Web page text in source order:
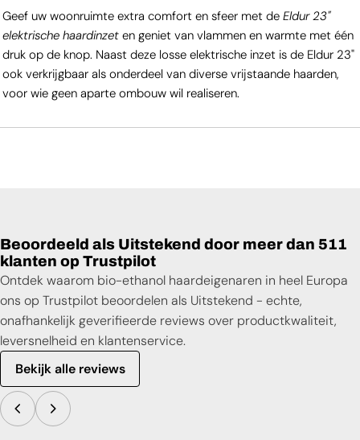
Geef uw woonruimte extra comfort en sfeer met de Eldur 23"
elektrische haardinzeten geniet van vlammen en warmte met één
druk op de knop. Naast deze losse elektrische inzet is de Eldur 23"
ook verkrijgbaar als onderdeel van diverse vrijstaande haarden,
voor wie geen aparte ombouw wil realiseren.
Beoordeeld als Uitstekend door meer dan 511
klanten op Trustpilot
Ontdek waarom bio-ethanol haardeigenaren in heel Europa
ons op Trustpilot beoordelen als Uitstekend - echte,
onafhankelijk geverifieerde reviews over productkwaliteit,
leversnelheid en klantenservice.
Bekijk alle reviews